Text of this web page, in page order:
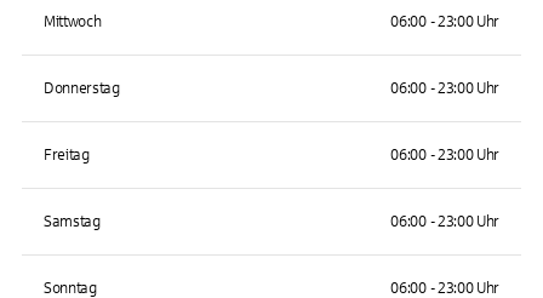
Mittwoch 06:00 - 23:00 Uhr
Donnerstag 06:00 - 23:00 Uhr
Freitag 06:00 - 23:00 Uhr
Samstag 06:00 - 23:00 Uhr
Sonntag 06:00 - 23:00 Uhr